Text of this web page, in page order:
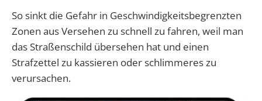
So sinkt die Gefahr in Geschwindigkeitsbegrenzten
Zonen aus Versehen zu schnell zu fahren, weil man
das Straßenschild übersehen hat und einen
Strafzettel zu kassieren oder schlimmeres zu
verursachen.